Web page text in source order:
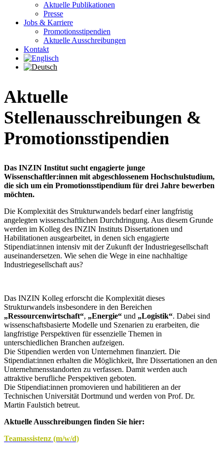
Aktuelle Publikationen
Presse
Jobs & Karriere
Promotionsstipendien
Aktuelle Ausschreibungen
Kontakt
Aktuelle
Stellenausschreibungen &
Promotionsstipendien
Das INZIN Institut sucht engagierte junge
Wissenschaftler:innen mit abgeschlossenem Hochschulstudium,
die sich um ein Promotionsstipendium für drei Jahre bewerben
möchten.
Die Komplexität des Strukturwandels bedarf einer langfristig
angelegten wissenschaftlichen Durchdringung. Aus diesem Grunde
werden im Kolleg des INZIN Instituts Dissertationen und
Habilitationen ausgearbeitet, in denen sich engagierte
Stipendiat:innen intensiv mit der Zukunft der Industriegesellschaft
auseinandersetzen. Wie sehen die Wege in eine nachhaltige
Industriegesellschaft aus?
Das INZIN Kolleg erforscht die Komplexität dieses
Strukturwandels insbesondere in den Bereichen
„Ressourcenwirtschaft“, „Energie“ und „Logistik“. Dabei sind
wissenschaftsbasierte Modelle und Szenarien zu erarbeiten, die
langfristige Perspektiven für essenzielle Themen in
unterschiedlichen Branchen aufzeigen.
Die Stipendien werden von Unternehmen finanziert. Die
Stipendiat:innen erhalten die Möglichkeit, Ihre Dissertationen an den
Unternehmensstandorten zu verfassen. Damit werden auch
attraktive berufliche Perspektiven geboten.
Die Stipendiat:innen promovieren und habilitieren an der
Technischen Universität Dortmund und werden von Prof. Dr.
Martin Faulstich betreut.
Aktuelle Ausschreibungen finden Sie hier:
Teamassistenz (m/w/d)